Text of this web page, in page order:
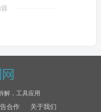
解，工具应用
合作 关于我们